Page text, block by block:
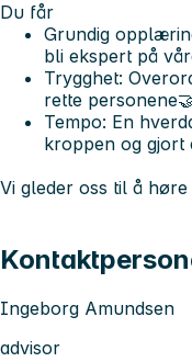
Du får
Grundig
bli ekspert på
Trygghet:
rette
Tempo: En
kroppen og gjort
Vi gleder oss til å
Ingeborg Amundsen
advisor